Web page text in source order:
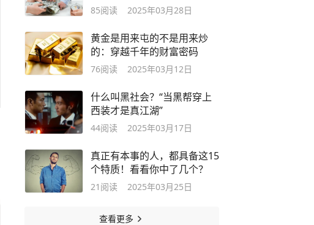
85阅读 2025年03月28日
黄金是用来屯的不是用来炒
的：穿越千年的财富密码
76阅读 2025年03月12日
什么叫黑社会？“当黑帮穿上
西装才是真江湖”
44阅读 2025年03月17日
真正有本事的人，都具备这15
个特质！看看你中了几个？
21 阅读 2025年03月25日
查看更多